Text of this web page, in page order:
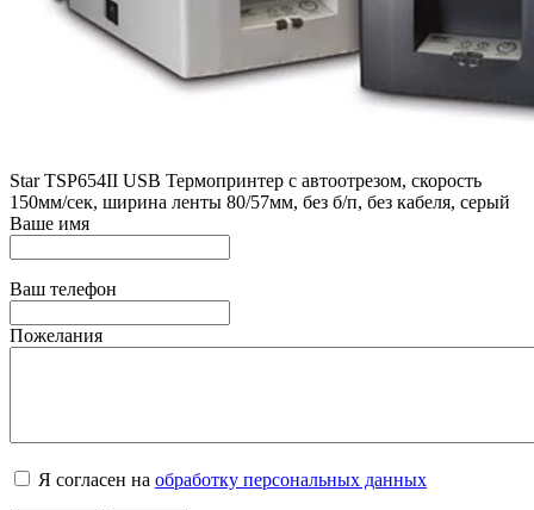
Star ТSP654II USB Термопринтер с автоотрезом, скорость
150мм/сек, ширина ленты 80/57мм, без б/п, без кабеля, серый
Ваше имя
Ваш телефон
Пожелания
Я согласен на обработку персональных данных